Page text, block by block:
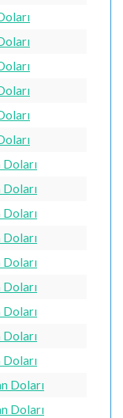
Doları
Doları
Doları
Doları
Doları
Doları
Doları
Doları
Doları
Doları
Doları